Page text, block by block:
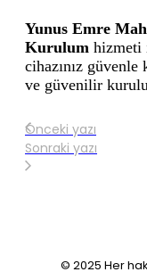
Yunus Emre
Kurulum hizmeti
cihazınız güvenle
ve güvenilir
Önceki yazı
Sonraki yazı
© 2025 Her